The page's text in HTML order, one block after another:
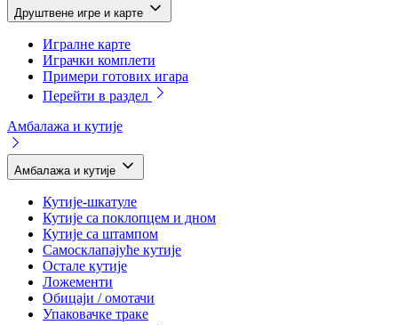
Друштвене игре и карте
Игралне карте
Играчки комплети
Примери готових игара
Перейти в раздел
Амбалажа и кутије
Амбалажа и кутије
Кутије-шкатуле
Кутије са поклопцем и дном
Кутије са штампом
Самосклапајуће кутије
Остале кутије
Ложементи
Обицаји / омотачи
Упаковачке траке